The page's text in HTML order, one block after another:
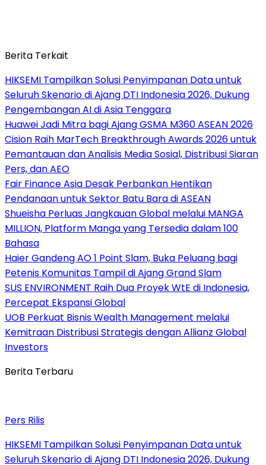
Berita Terkait
HIKSEMI Tampilkan Solusi Penyimpanan Data untuk
Seluruh Skenario di Ajang DTI Indonesia 2026, Dukung
Pengembangan AI di Asia Tenggara
Huawei Jadi Mitra bagi Ajang GSMA M360 ASEAN 2026
Cision Raih MarTech Breakthrough Awards 2026 untuk
Pemantauan dan Analisis Media Sosial, Distribusi Siaran
Pers, dan AEO
Fair Finance Asia Desak Perbankan Hentikan
Pendanaan untuk Sektor Batu Bara di ASEAN
Shueisha Perluas Jangkauan Global melalui MANGA
MILLION, Platform Manga yang Tersedia dalam 100
Bahasa
Haier Gandeng AO 1 Point Slam, Buka Peluang bagi
Petenis Komunitas Tampil di Ajang Grand Slam
SUS ENVIRONMENT Raih Dua Proyek WtE di Indonesia,
Percepat Ekspansi Global
UOB Perkuat Bisnis Wealth Management melalui
Kemitraan Distribusi Strategis dengan Allianz Global
Investors
Berita Terbaru
Pers Rilis
HIKSEMI Tampilkan Solusi Penyimpanan Data untuk
Seluruh Skenario di Ajang DTI Indonesia 2026, Dukung